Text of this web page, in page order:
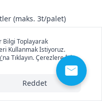
(maks. 3t/palet)
≤2 kat
gün paslanmaz
Bilgi Toplayarak
Kullanmak İstiyoruz.
na Tıklayın. Çerezlere İzin
Reddet